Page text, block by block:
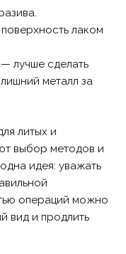
лаком
лучше сделать
металл за
литых и
выбор методов и
идея: уважать
операций можно
вид и продлить